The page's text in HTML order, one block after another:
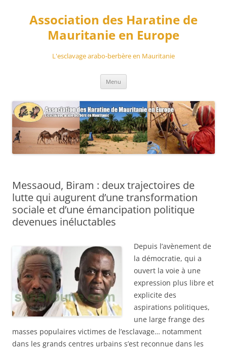
contenuAssociation des Haratine de
Mauritanie en Europe
L'esclavage arabo-berbère en Mauritanie
Menu
Messaoud, Biram : deux trajectoires de
lutte qui augurent d’une transformation
sociale et d’une émancipation politique
devenues inéluctables
Depuis l’avènement de
la démocratie, qui a
ouvert la voie à une
expression plus libre et
explicite des
aspirations politiques,
une large frange des
masses populaires victimes de l’esclavage… notamment
dans les grands centres urbains s’est reconnue dans les